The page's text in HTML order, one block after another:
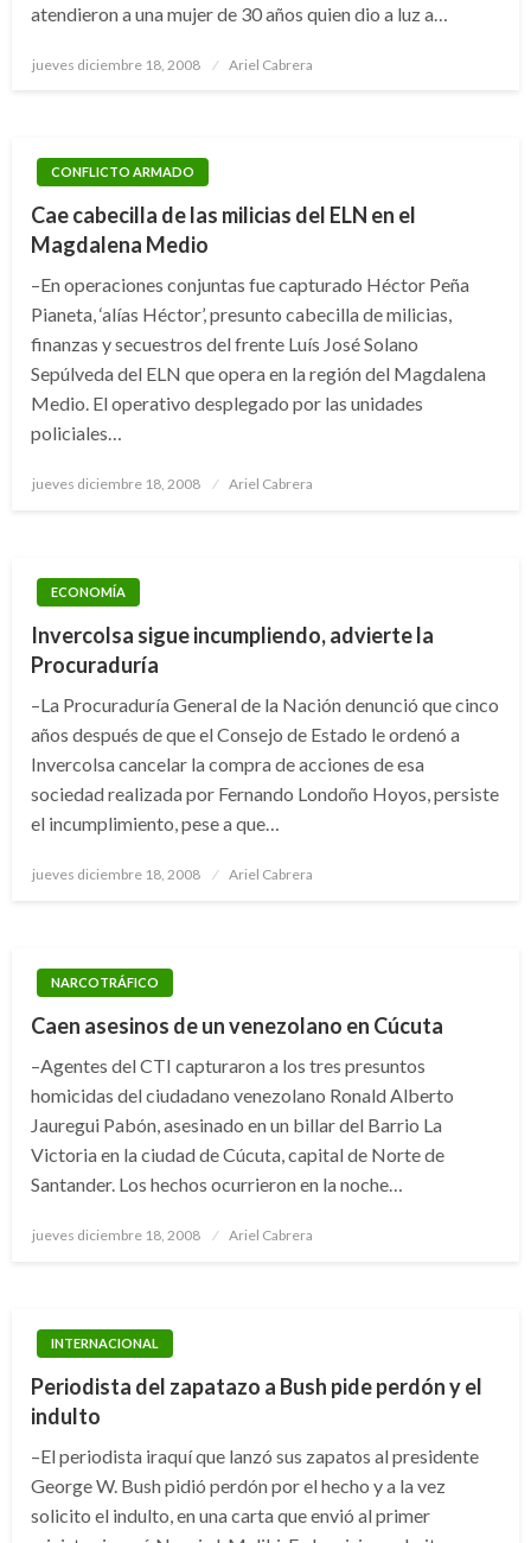
atendieron a una mujer de 30 años quien dio a luz a…
Publicado
jueves diciembre 18, 2008 Ariel Cabrera
CONFLICTO ARMADO
Cae cabecilla de las milicias del ELN en el
Magdalena Medio
–En operaciones conjuntas fue capturado Héctor Peña
Pianeta, ‘alías Héctor’, presunto cabecilla de milicias,
finanzas y secuestros del frente Luís José Solano
Sepúlveda del ELN que opera en la región del Magdalena
Medio. El operativo desplegado por las unidades
policiales…
Publicado
jueves diciembre 18, 2008 Ariel Cabrera
ECONOMÍA
Invercolsa sigue incumpliendo, advierte la
Procuraduría
–La Procuraduría General de la Nación denunció que cinco
años después de que el Consejo de Estado le ordenó a
Invercolsa cancelar la compra de acciones de esa
sociedad realizada por Fernando Londoño Hoyos, persiste
el incumplimiento, pese a que…
Publicado
jueves diciembre 18, 2008 Ariel Cabrera
NARCOTRÁFICO
Caen asesinos de un venezolano en Cúcuta
–Agentes del CTI capturaron a los tres presuntos
homicidas del ciudadano venezolano Ronald Alberto
Jauregui Pabón, asesinado en un billar del Barrio La
Victoria en la ciudad de Cúcuta, capital de Norte de
Santander. Los hechos ocurrieron en la noche…
Publicado
jueves diciembre 18, 2008 Ariel Cabrera
INTERNACIONAL
Periodista del zapatazo a Bush pide perdón y el
indulto
–El periodista iraquí que lanzó sus zapatos al presidente
George W. Bush pidió perdón por el hecho y a la vez
solicito el indulto, en una carta que envió al primer